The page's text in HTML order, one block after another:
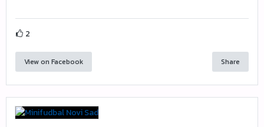
2
View on Facebook Share